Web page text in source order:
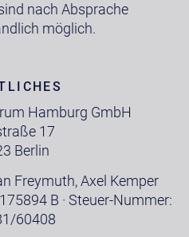
nach Absprache
möglich.
Hamburg GmbH
17
Berlin
Freymuth, Axel Kemper
B · Steuer-Nummer:
60408